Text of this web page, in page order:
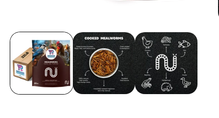
le
dans
une
fenêtre
modale